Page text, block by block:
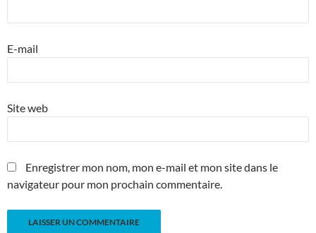
E-mail
Site web
Enregistrer mon nom, mon e-mail et mon site dans le
navigateur pour mon prochain commentaire.